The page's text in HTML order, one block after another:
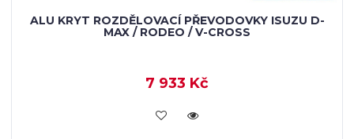
ALU KRYT ROZDĚLOVACÍ PŘEVODOVKY ISUZU D-
MAX / RODEO / V-CROSS
7 933 Kč
KOUPIT